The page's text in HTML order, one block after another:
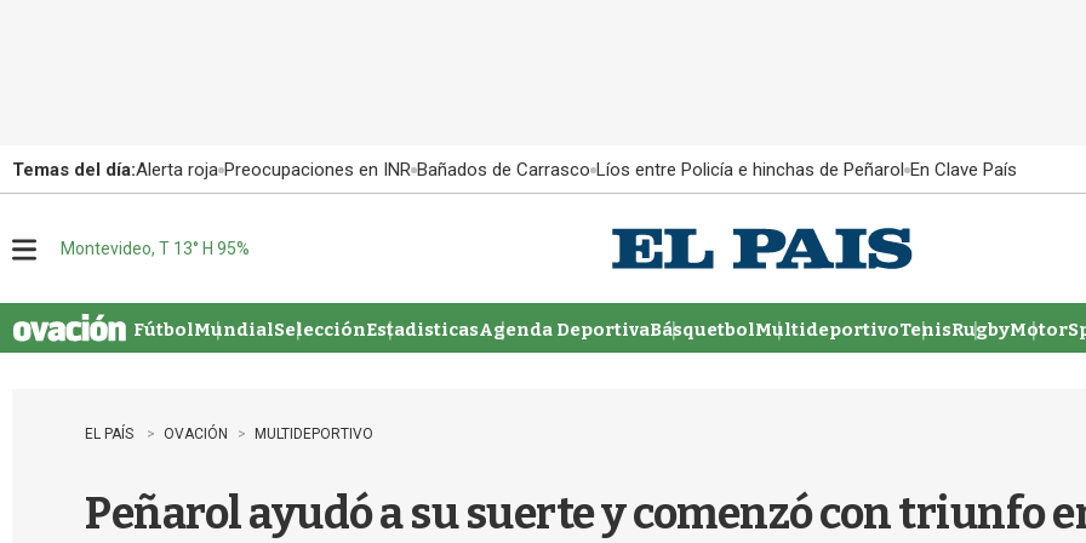
Temas del día:Alerta roja Preocupaciones en INR Bañados de Carrasco Líos entre Policía e hinchas de Peñarol En Clave País
u
Montevideo, T 13° H 95%
FútbolMundialSelecciónEstadisticasAgenda DeportivaBásquetbolMultideportivoTenisRugby
EL PAÍS OVACIÓN MULTIDEPORTIVO
Peñarol ayudó a su suerte y comenzó con triunfo